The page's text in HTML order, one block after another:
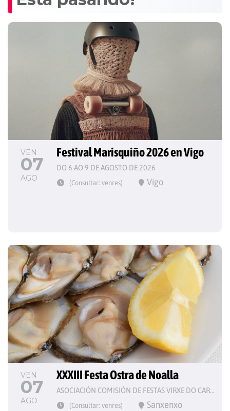
VEN
07
AGO
Festival Marisquiño 2026 en Vigo
DO 6 AO 9 DE AGOSTO DE 2026
(Consultar: venres) Vigo
VEN
07
AGO
XXXIII Festa Ostra de Noalla
ASOCIACIÓN COMISIÓN DE FESTAS VIRXE DO CARME
(Consultar: venres) Sanxenxo